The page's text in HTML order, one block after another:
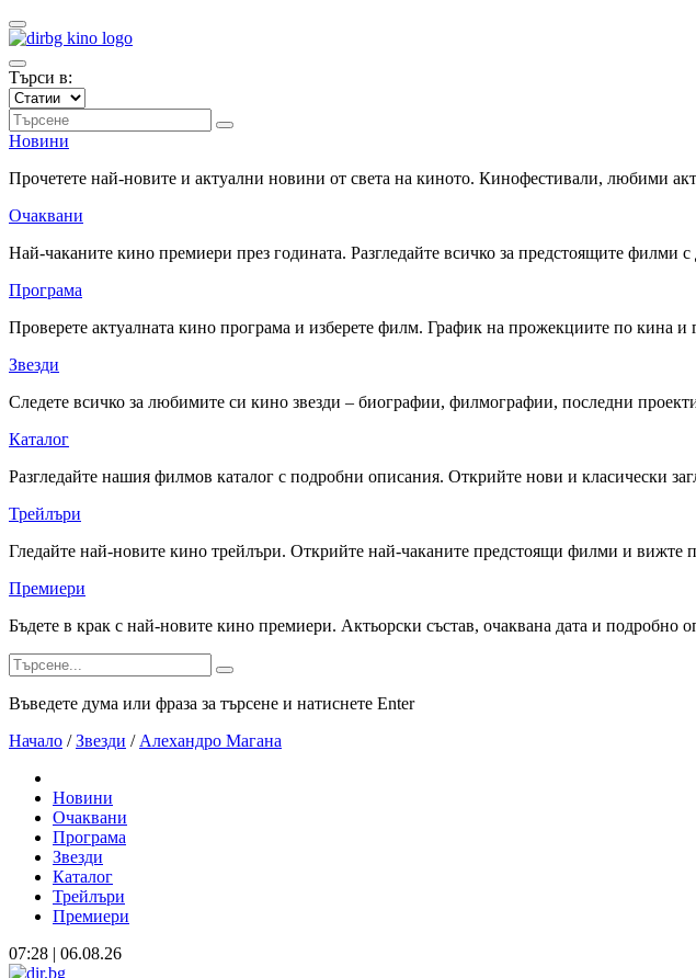
Търси в:
Новини
Прочетете най-новите и актуални новини от света на киното. Кинофестивали, любими
Очаквани
Най-чаканите кино премиери през годината. Разгледайте всичко за предстоящите филми
Програма
Проверете актуалната кино програма и изберете филм. График на прожекциите по кина и
Звезди
Следете всичко за любимите си кино звезди – биографии, филмографии, последни
Каталог
Разгледайте нашия филмов каталог с подробни описания. Открийте нови и класически
Трейлъри
Гледайте най-новите кино трейлъри. Открийте най-чаканите предстоящи филми и вижте
Премиери
Бъдете в крак с най-новите кино премиери. Актьорски състав, очаквана дата и подробно
Въведете дума или фраза за търсене и натиснете Enter
Начало / Звезди / Алехандро Магана
Новини
Очаквани
Програма
Звезди
Каталог
Трейлъри
Премиери
07:28 | 06.08.26